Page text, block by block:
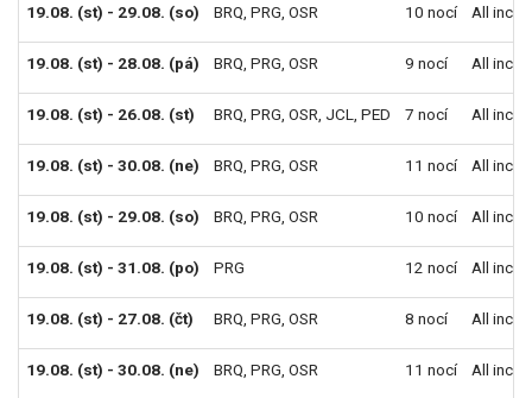
19.08. (st) - 29.08. (so) BRQ PRG OSR 10 nocí All
19.08. (st) - 28.08. (pá) BRQ PRG OSR 9 nocí All
19.08. (st) - 26.08. (st) BRQ PRG OSR JCL PED 7 nocí All
19.08. (st) - 30.08. (ne) BRQ PRG OSR 11 nocí All
19.08. (st) - 29.08. (so) BRQ PRG OSR 10 nocí All
19.08. (st) - 31.08. (po) PRG 12 nocí All
19.08. (st) - 27.08. (čt) BRQ PRG OSR 8 nocí All
19.08. (st) - 30.08. (ne) BRQ PRG OSR 11 nocí All